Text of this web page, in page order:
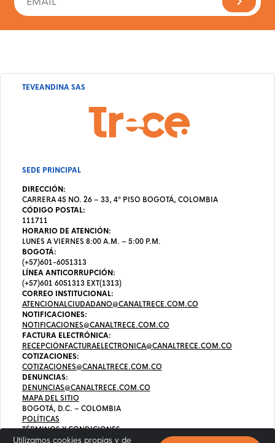
Utilizamos cookies propias y de
TEVEANDINA SAS
SEDE PRINCIPAL
DIRECCIÓN:
CARRERA 45 NO. 26 – 33, 4º PISO BOGOTÁ, COLOMBIA
CÓDIGO POSTAL:
111711
HORARIO DE ATENCIÓN:
LUNES A VIERNES 8:00 A.M. – 5:00 P.M.
BOGOTÁ:
(+57)601-6051313
LÍNEA ANTICORRUPCIÓN:
(+57)601 6051313 EXT(1313)
CORREO INSTITUCIONAL:
ATENCIONALCIUDADANO@CANALTRECE.COM.CO
NOTIFICACIONES:
NOTIFICACIONES@CANALTRECE.COM.CO
FACTURA ELECTRÓNICA:
RECEPCIONFACTURAELECTRONICA@CANALTRECE.COM.CO
COTIZACIONES:
COTIZACIONES@CANALTRECE.COM.CO
DENUNCIAS:
DENUNCIAS@CANALTRECE.COM.CO
MAPA DEL SITIO
BOGOTÁ, D.C. – COLOMBIA
POLÍTICAS
TÉRMINOS Y CONDICIONES